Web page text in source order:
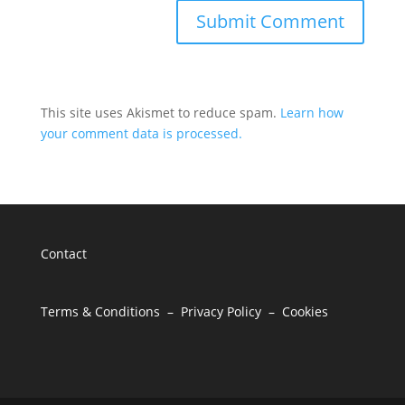
This site uses Akismet to reduce spam. Learn how
your comment data is processed.
Contact
Terms & Conditions – Privacy Policy – Cookies